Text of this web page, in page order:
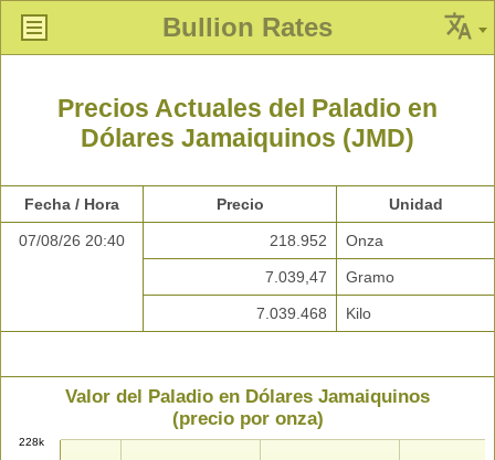
Bullion Rates
Precios Actuales del Paladio en
Dólares Jamaiquinos (JMD)
Fecha / Hora Precio Unidad
07/08/26 20:40 218.952 Onza
7.039,47 Gramo
7.039.468 Kilo
Valor del Paladio en Dólares Jamaiquinos
(precio por onza)
228k